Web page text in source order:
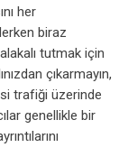
her
biraz
tutmak için
çıkarmayın,
trafiği üzerinde
genellikle bir